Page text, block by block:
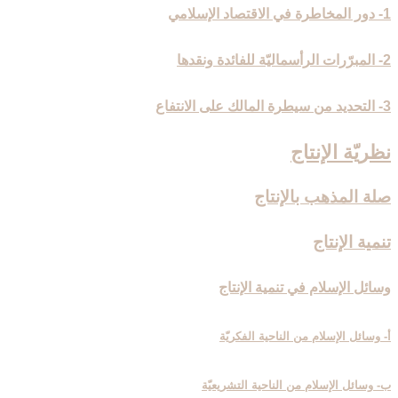
1- دور المخاطرة في الاقتصاد الإسلامي
2- المبرّرات الرأسماليّة للفائدة ونقدها
3- التحديد من سيطرة المالك على الانتفاع
نظريّة الإنتاج‏
صلة المذهب بالإنتاج‏
تنمية الإنتاج‏
وسائل الإسلام في تنمية الإنتاج‏
أ- وسائل الإسلام من الناحية الفكريّة
ب- وسائل الإسلام من الناحية التشريعيّة